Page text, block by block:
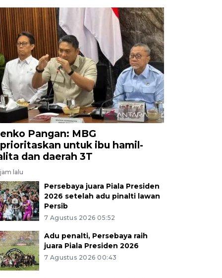
Pangan: MBG
untuk ibu hamil-
dan daerah 3T
lalu
Persebaya juara Piala Presiden
2026 setelah adu pinalti lawan
Persib
7 Agustus 2026 05:52
Adu penalti, Persebaya raih
juara Piala Presiden 2026
7 Agustus 2026 00:43